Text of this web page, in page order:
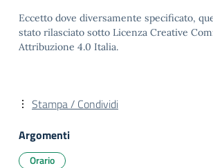
Eccetto dove diversamente specificato,
stato rilasciato sotto Licenza Creative
Attribuzione 4.0 Italia.
Stampa / Condividi
Argomenti
Orario